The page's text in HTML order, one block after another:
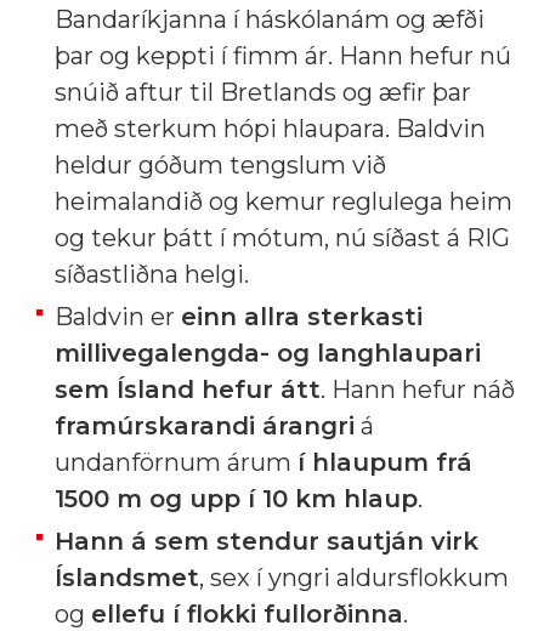
Bandaríkjanna í háskólanám og æfði
þar og keppti í fimm ár. Hann hefur nú
snúið aftur til Bretlands og æfir þar
með sterkum hópi hlaupara. Baldvin
heldur góðum tengslum við
heimalandið og kemur reglulega heim
og tekur þátt í mótum, nú síðast á RIG
síðastliðna helgi.
Baldvin er einn allra sterkasti
millivegalengda- og langhlaupari
sem Ísland hefur átt. Hann hefur náð
framúrskarandi árangri á
undanförnum árum í hlaupum frá
1500 m og upp í 10 km hlaup.
Hann á sem stendur sautján virk
Íslandsmet, sex í yngri aldursflokkum
og ellefu í flokki fullorðinna.